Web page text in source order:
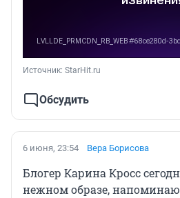
Источник: StarHit.ru
Обсудить
6 июня, 23:54 Вера Борисова
Блогер Карина Кросс
нежном образе,